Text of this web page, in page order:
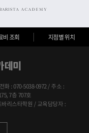
비 조회 지점별 위치
화 : 070-5038-0972 / 주소 :
7층 707호
리스타학원 / 교육담당자 :